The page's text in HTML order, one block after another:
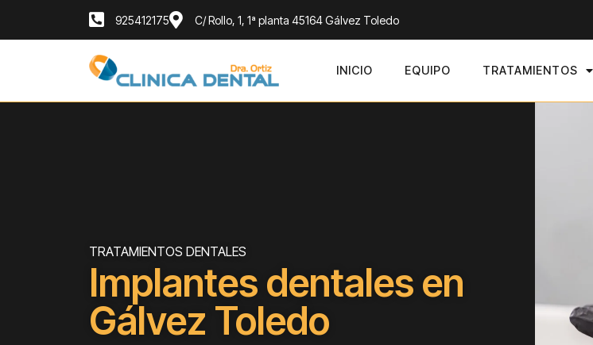
925412175 C/ Rollo, 1, 1ª planta 45164 Gálvez Toledo
INICIO EQUIPO TRATAMIENTOS
TRATAMIENTOS DENTALES
Implantes dentales en
Gálvez Toledo